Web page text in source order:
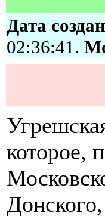
Дата
02:36:41.
которое,